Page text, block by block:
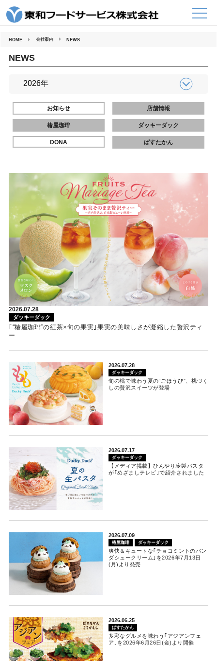
HOME 会社案内 NEWS
NEWS
お知らせ 店舗情報
椿屋珈琲 ダッキーダック
DONA ぱすたかん
2026.07.28
ダッキーダック
｢“椿屋珈琲”の紅茶×旬の果実｣果実の美味しさが凝縮した贅沢ティ
ー
2026.07.28
ダッキーダック
旬の桃で味わう夏の“ごほうび”、桃づく
しの贅沢スイーツが登場
2026.07.17
ダッキーダック
【メディア掲載】ひんやり冷製パスタ
が｢めざましテレビ｣で紹介されました
2026.07.09
椿屋珈琲 ダッキーダック
爽快＆キュートな｢チョコミントのパン
ダシュークリーム｣を2026年7月13日
(月)より発売
2026.06.25
ぱすたかん
多彩なグルメを味わう｢アジアンフェ
ア｣を2026年6月26日(金)より開催